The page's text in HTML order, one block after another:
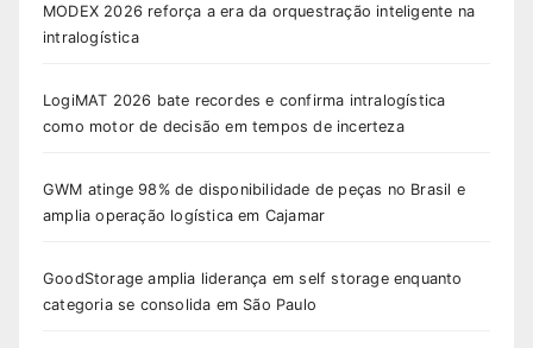
MODEX 2026 reforça a era da orquestração inteligente na
intralogística
LogiMAT 2026 bate recordes e confirma intralogística
como motor de decisão em tempos de incerteza
GWM atinge 98% de disponibilidade de peças no Brasil e
amplia operação logística em Cajamar
GoodStorage amplia liderança em self storage enquanto
categoria se consolida em São Paulo